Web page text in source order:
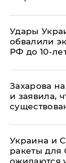
Удары
обвалили
РФ до 10-
​Захарова
и заявила,
Украина и
ракеты для
ожидаются